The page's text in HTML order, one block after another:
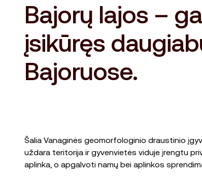
Bajorų lajos –
įsikūręs
Bajoruose.
Šalia Vanaginės geomorfologinio draustinio
uždara teritorija ir gyvenvietės viduje įrengtu
aplinka, o apgalvoti namų bei aplinkos